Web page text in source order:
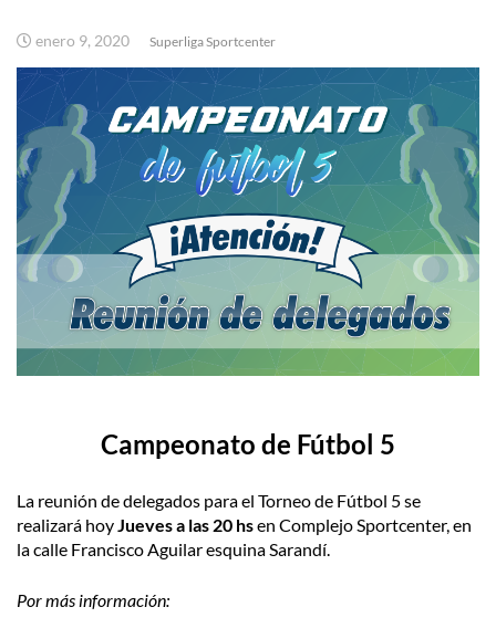
enero 9, 2020 Superliga Sportcenter
Campeonato de Fútbol 5
La reunión de delegados para el Torneo de Fútbol 5 se
realizará hoyJueves a las 20 hsen Complejo Sportcenter, en
la calle Francisco Aguilar esquina Sarandí.
Por más información: